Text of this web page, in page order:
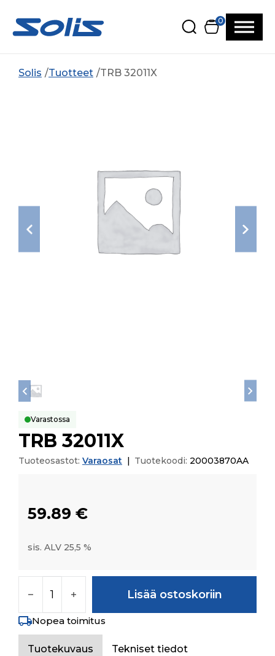
0
Solis Tuotteet TRB 32011X
Varastossa
TRB 32011X
Tuoteosastot: Varaosat Tuotekoodi: 20003870AA
59.89 €
sis. ALV 25,5 %
Lisää ostoskoriin
Nopea toimitus
Tuotekuvaus Tekniset tiedot